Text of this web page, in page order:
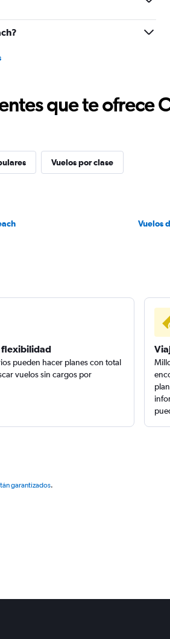
que te ofrece
Vuelos por clase
Vuelos
flexibilidad
pueden hacer planes con total
vuelos sin cargos por
garantizados.